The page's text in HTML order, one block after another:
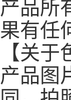
产品所
果有任
【关于
产品图